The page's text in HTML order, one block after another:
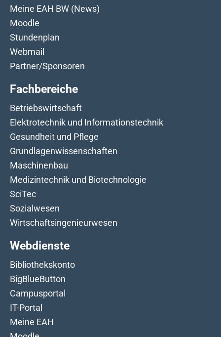
Meine EAH BW (News)
Moodle
Stundenplan
Webmail
Partner/Sponsoren
Fachbereiche
Betriebswirtschaft
Elektrotechnik und Informationstechnik
Gesundheit und Pflege
Grundlagenwissenschaften
Maschinenbau
Medizintechnik und Biotechnologie
SciTec
Sozialwesen
Wirtschaftsingenieurwesen
Webdienste
Bibliothekskonto
BigBlueButton
Campusportal
IT-Portal
Meine EAH